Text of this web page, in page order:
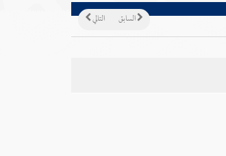
التالي السابق